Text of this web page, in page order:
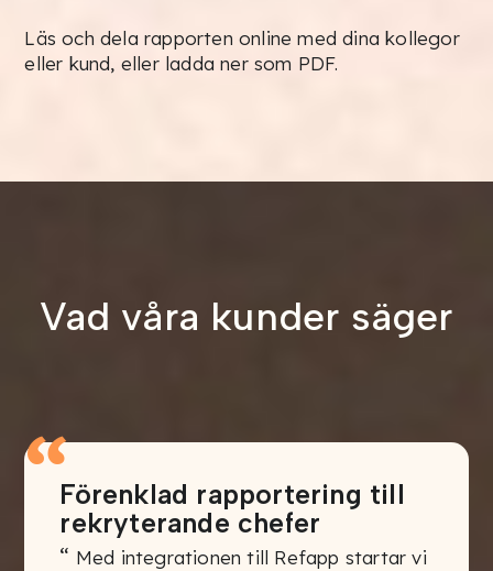
Läs och dela rapporten online med dina kollegor
eller kund, eller ladda ner som PDF.
Vad våra kunder säger
“Förenklad rapportering till
rekryterande chefer
“ Med integrationen till Refapp startar vi